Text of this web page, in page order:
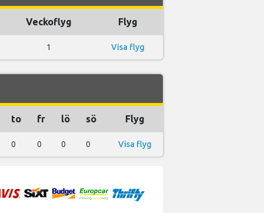
Veckoflyg Flyg
1 Visa flyg
to fr lö sö Flyg
0 0 0 0 Visa flyg